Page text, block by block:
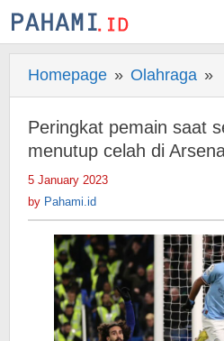
Skip
to
Homepage » Olahraga »
Peringkat pemain saat
menutup celah di
5 January 2023
by Pahami.id